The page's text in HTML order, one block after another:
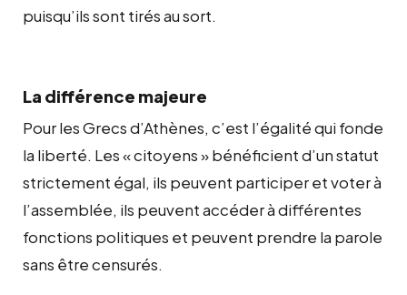
puisqu’ils sont tirés au sort.
La différence majeure
Pour les Grecs d’Athènes, c’est l’égalité qui fonde
la liberté. Les « citoyens » bénéficient d’un statut
strictement égal, ils peuvent participer et voter à
l’assemblée, ils peuvent accéder à différentes
fonctions politiques et peuvent prendre la parole
sans être censurés.